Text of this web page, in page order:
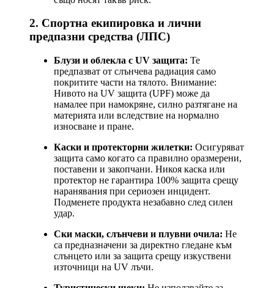
2. Спортна екипировка и лични
предпазни средства (ЛПС)
Блузи и облекла с UV защита: Те
предпазват от слънчева радиация само
покритите части на тялото. Внимание:
Нивото на UV защита (UPF) може да
намалее при намокряне, силно разтягане на
материята или вследствие на нормално
износване и пране.
Каски и протекторни жилетки: Осигуряват
защита само когато са правилно оразмерени,
поставени и закопчани. Никоя каска или
протектор не гарантира 100% защита срещу
наранявания при сериозен инцидент.
Подменете продукта незабавно след силен
удар.
Ски маски, слънчеви и плувни очила: Не
са предназначени за директно гледане към
слънцето или за защита срещу изкуствени
източници на UV лъчи.